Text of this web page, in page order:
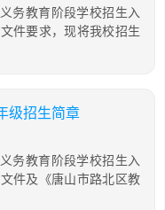
务教育阶段学校招生入
件要求，现将我校招生
级招生简章
务教育阶段学校招生入
件及《唐山市路北区教